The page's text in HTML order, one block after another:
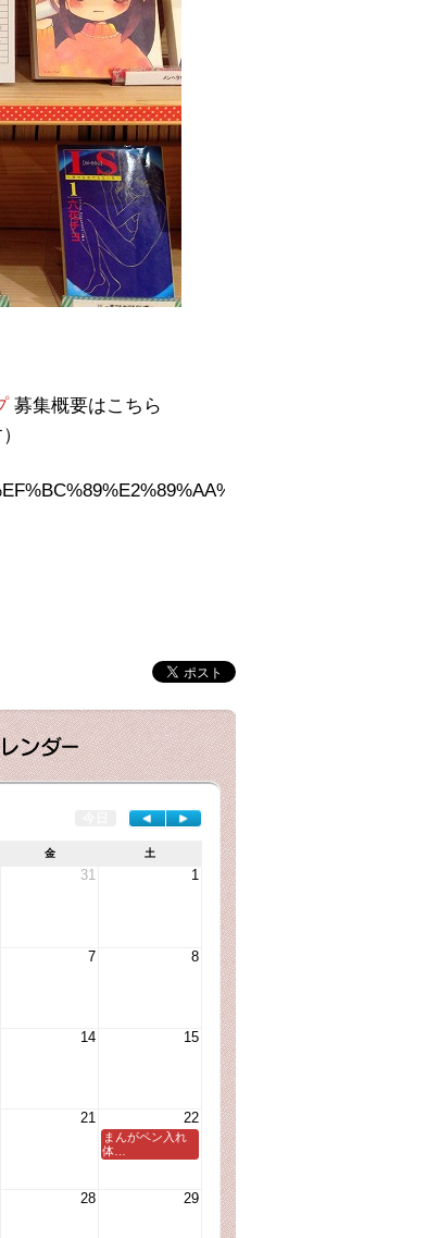
募集概要はこちら
◄ ►
まんがペン入れ
体…
金 土
31 1
7 8
14 15
21 22
28 29